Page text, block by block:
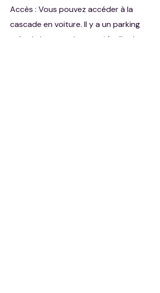
Accès : Vous pouvez accéder à la
cascade en voiture. Il y a un parking
près de la cascade, ce qui facilite la